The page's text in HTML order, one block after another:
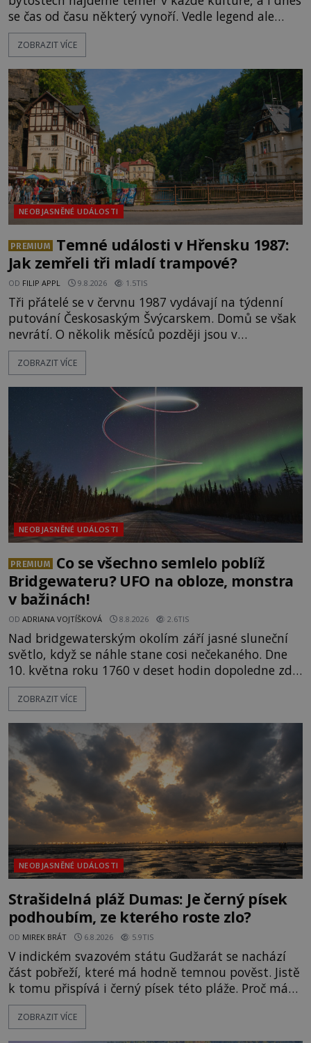
se čas od času některý vynoří. Vedle legend ale
existuje také mnoho artefaktů, staveb či dokonce
očitých svědectví, které údajně dokazují, že obři
Prozkoumejte je společně s ENIGMOU! [gallery
ZOBRAZIT VÍCE
NEOBJASNĚNÉ UDÁLOSTI
PREMIUM
Temné události v Hřensku 1987:
Jak zemřeli tři mladí trampové?
OD FILIP APPL 9.8.2026 1.5TIS
Tři přátelé se v červnu 1987 vydávají na týdenní
putování Českosaským Švýcarskem. Domů se však
nevrátí. O několik měsíců později jsou v
nepřístupných skalách u Hřenska nalezeny jejich
kostry – a s nimi stopy, které se jen obtížně slučují
přírodní živel, neznámý útočník, nebo někdo, koho
tehdejší režim nechtěl odhalit? [gallery
ids="171131,171132,1711
ZOBRAZIT VÍCE
NEOBJASNĚNÉ UDÁLOSTI
PREMIUM
Co se všechno semlelo poblíž
Bridgewateru? UFO na obloze, monstra
v bažinách!
OD ADRIANA VOJTÍŠKOVÁ 8.8.2026 2.6TIS
Nad bridgewaterským okolím září jasné sluneční
světlo, když se náhle stane cosi nečekaného. Dne
10. května roku 1760 v deset hodin dopoledne zde
dojde k vůbec prvnímu historicky doloženému
přeletu UFO. Podle záznamů vyzařuje takové
jen o nějaký optický klam, nebo se zde skutečně
právě vznáší mimozemská loď
ZOBRAZIT VÍCE
NEOBJASNĚNÉ UDÁLOSTI
Strašidelná pláž Dumas: Je černý písek
podhoubím, ze kterého roste zlo?
OD MIREK BRÁT 6.8.2026 5.9TIS
V indickém svazovém státu Gudžarát se nachází
část pobřeží, které má hodně temnou pověst. Jistě
k tomu přispívá i černý písek této pláže. Proč má
pláž takové netypické zbarvení? Nakolik jsou
pravdivé historky, že zde došlo k nevysvětlitelným
ZOBRAZIT VÍCE